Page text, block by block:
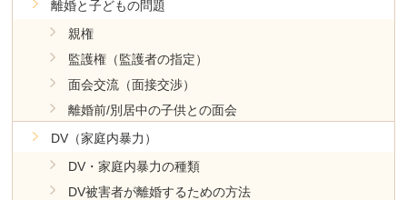
離婚と子どもの問題
親権
監護権（監護者の指定）
面会交流（面接交渉）
離婚前/別居中の子供との面会
DV（家庭内暴力）
DV・家庭内暴力の種類
DV被害者が離婚するための方法